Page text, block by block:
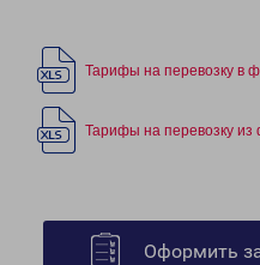
Тарифы на перевозку в
Тарифы на перевозку из
Оформить